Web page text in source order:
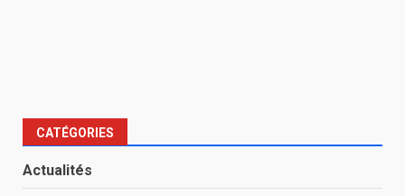
CATÉGORIES
Actualités